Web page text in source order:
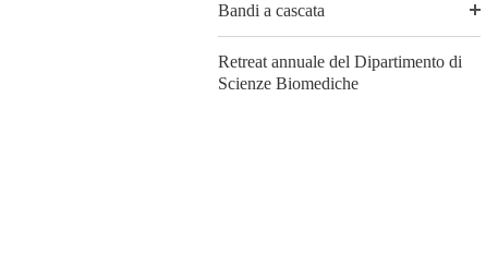
Bandi a cascata
Retreat annuale del Dipartimento di
Scienze Biomediche